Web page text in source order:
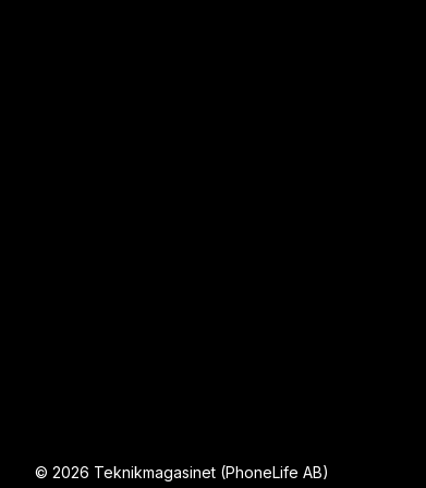
© 2026 Teknikmagasinet (PhoneLife AB)